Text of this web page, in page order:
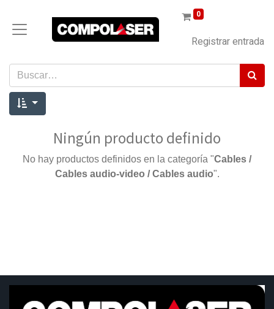
0
Registrar entrada
Ningún producto definido
No hay productos definidos en la categoría "Cables /
Cables audio-video / Cables audio".